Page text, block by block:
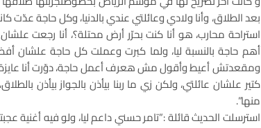
بعد الطلاق، وأنا ولادي وعائلتي عندي بالدنيا، وكل حاجة
استراحة محارب، هو أنا كنت بحرّر أرض محتلة؟، أنا رجعت
أهم حاجة بالنسبة ليا، ولما كبرت وعملت كل حاجة علشان
ومقعدتش أعيط وأقول مش هعرف أعمل حاجة، دوّرت أنا عايزة
كتير علشان عائلتي، ولكن زي ما ربنا بيأذن بالجواز بيأذن
منها”.
استرسلت الحديث قائلة :”تامر حسني داعم ليا، ولو فيه أغنية